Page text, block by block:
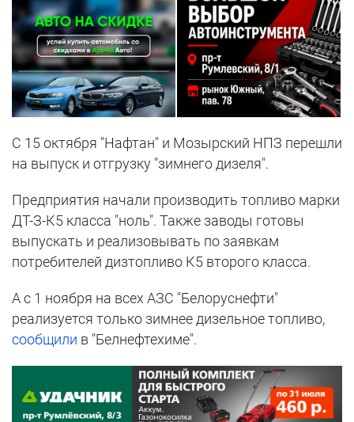
С 15 октября "Нафтан" и Мозырский НПЗ перешли
на выпуск и отгрузку "зимнего дизеля".
Предприятия начали производить топливо марки
ДТ-З-К5 класса "ноль". Также заводы готовы
выпускать и реализовывать по заявкам
потребителей дизтопливо К5 второго класса.
А с 1 ноября на всех АЗС "Белоруснефти"
реализуется только зимнее дизельное топливо,
сообщили в "Белнефтехиме".